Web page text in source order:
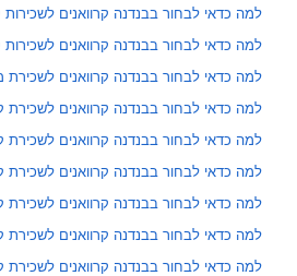
למה כדאי לבחור בבנדנה קרוואנים לשכירות
למה כדאי לבחור בבנדנה קרוואנים לשכירות
למה כדאי לבחור בבנדנה קרוואנים לשכירת
למה כדאי לבחור בבנדנה קרוואנים לשכירת
למה כדאי לבחור בבנדנה קרוואנים לשכירת
למה כדאי לבחור בבנדנה קרוואנים לשכירת
למה כדאי לבחור בבנדנה קרוואנים לשכירת
למה כדאי לבחור בבנדנה קרוואנים לשכירת
למה כדאי לבחור בבנדנה קרוואנים לשכירת